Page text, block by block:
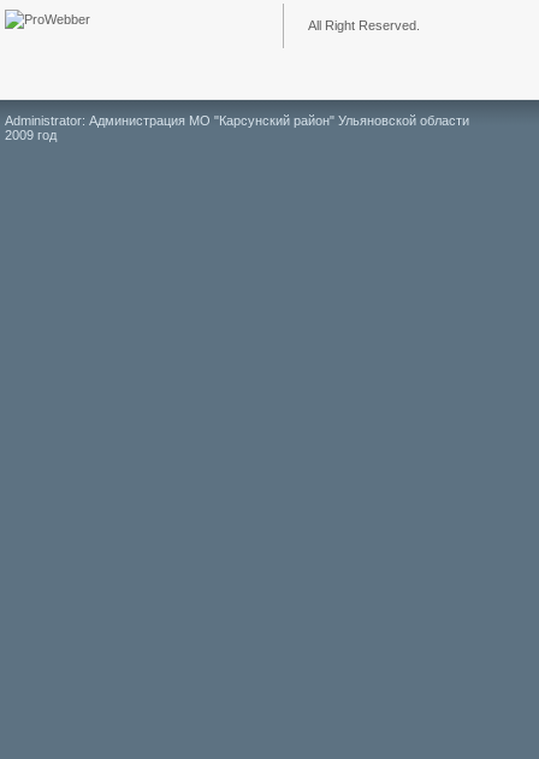
All Right Reserved.
Administrator: Администрация МО "Карсунский район" Ульяновской области
2009 год